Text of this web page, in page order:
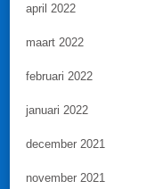
april 2022
maart 2022
februari 2022
januari 2022
december 2021
november 2021